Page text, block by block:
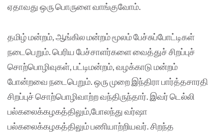
ஏதாவது ஒரு பொருளை வாங்குவோம்.
தமிழ் மன்றம், ஆங்கில மன்றம் மூலம் பேச்சுப்போட்டிகள்
நடைபெறும். பெரிய பேச்சாளர்களை வைத்துச் சிறப்புச்
சொற்பொழிவுகள், பட்டிமன்றம், வழக்காடு மன்றம்
போன்றவை நடைபெறும். ஒரு முறை இந்திரா பார்த்தசாரதி
சிறப்புச் சொற்பொழிவாற்ற வந்திருந்தார். இவர் டெல்லி
பல்கலைக்கழகத்திலும்,போலந்து வர்ஷா
பல்கலைக்கழகத்திலும் பணியாற்றியவர். சிறந்த